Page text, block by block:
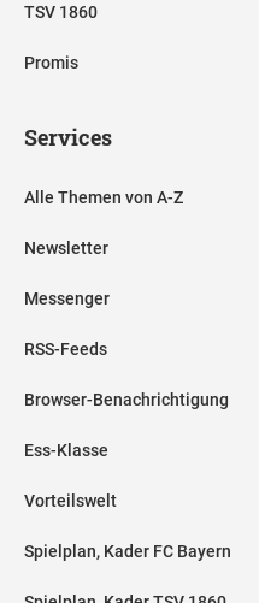
TSV 1860
Promis
Services
Alle Themen von A-Z
Newsletter
Messenger
RSS-Feeds
Browser-Benachrichtigung
Ess-Klasse
Vorteilswelt
Spielplan, Kader FC Bayern